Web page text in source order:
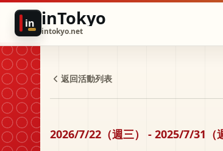
in inTokyo
intokyo.net
返回活動列表
2026/7/22（週三） - 2025/7/31（